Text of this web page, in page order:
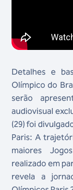
Detalhes e
Olímpico do
serão
audiovisual
(29) foi
Paris: A
maiores
realizado em
revela a